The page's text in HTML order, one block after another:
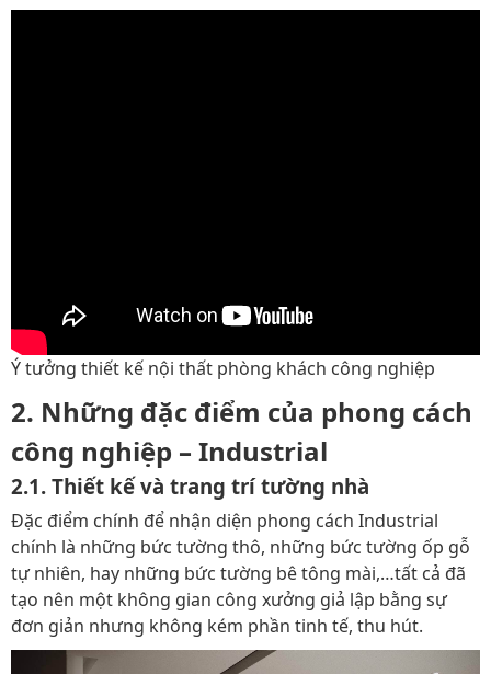
Ý tưởng thiết kế nội thất phòng khách công nghiệp
2. Những đặc điểm của phong cách
công nghiệp – Industrial
2.1. Thiết kế và trang trí tường nhà
Đặc điểm chính để nhận diện phong cách Industrial
chính là những bức tường thô, những bức tường ốp gỗ
tự nhiên, hay những bức tường bê tông mài,…tất cả đã
tạo nên một không gian công xưởng giả lập bằng sự
đơn giản nhưng không kém phần tinh tế, thu hút.